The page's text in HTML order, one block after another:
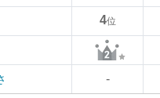
4位
-